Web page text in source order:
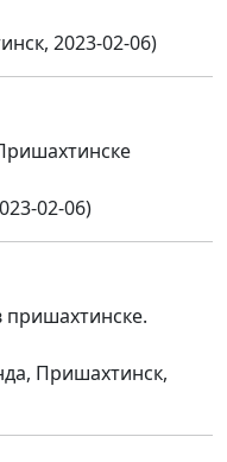
2023-02-06)
02-06)
пришахтинске.
Пришахтинск,